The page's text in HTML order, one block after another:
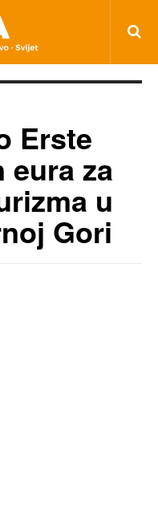
Erste
eura za
u
Gori